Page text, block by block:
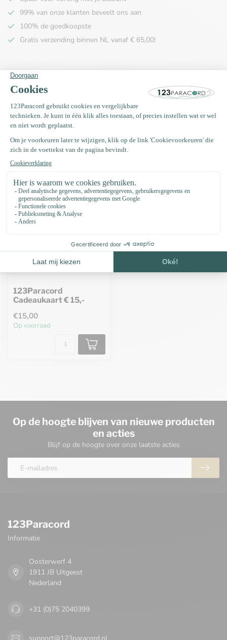
99% van onze klanten beveelt ons aan
100% de goedkoopste
Gratis verzending binnen NL vanaf € 65,00!
Productomschrijving
Specificaties
Recent bekeken
123Paracord
Cadeaukaart € 15,-
€15,00
Op voorraad
Op de hoogte blijven van nieuwe producten
en acties
Blijf op de hoogte over onze laatste acties
123Paracord
Informatie
Oosterwerf 4
1911 JB Uitgeest
Nederland
+31 (0)75 2040399
support@123paracord.nl